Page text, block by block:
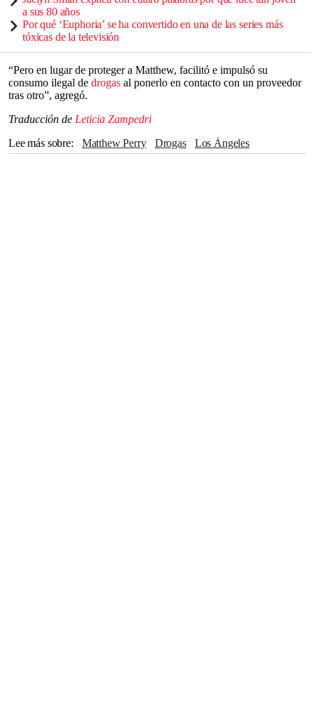
a sus 80 años
Por qué ‘Euphoria’ se ha convertido en una de las series más
tóxicas de la televisión
“Pero en lugar de proteger a Matthew, facilitó e impulsó su
consumo ilegal de drogas al ponerlo en contacto con un proveedor
tras otro”, agregó.
Traducción de Leticia Zampedri
Lee más sobre
Matthew Perry drogas Los Ángeles